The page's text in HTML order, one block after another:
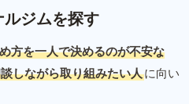
ジムを探す
方を一人で決めるのが不安な
しながら取り組みたい人に向い